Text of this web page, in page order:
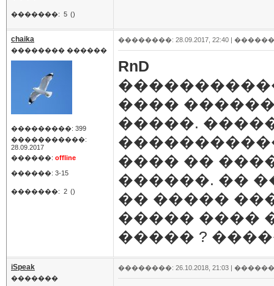
�������: 5 ()
chaika
�������� ������
���������: 399
�����������:
28.09.2017
������: offline
������: 3-15
�������: 2 ()
��������: 28.09.2017, 22:40 |
RnD
����
�����.
���� ��
������. ��
�� �����
����� ����
����� ?
iSpeak
�������
��������: 26.10.2018, 21:03 |